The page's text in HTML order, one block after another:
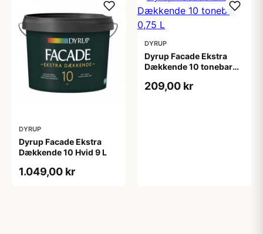
DYRUP
Dyrup Facade Ekstra
Dækkende 10 Hvid 9 L
1.049,00 kr
DYRUP
Dyrup Facade Ekstra
Dækkende 10 tonebar
209,00 kr